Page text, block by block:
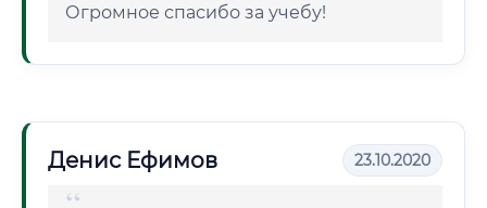
Огромное спасибо за учебу!
Денис Ефимов 23.10.2020